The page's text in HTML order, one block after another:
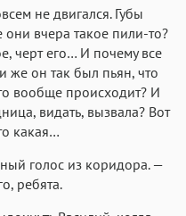
не двигался. Губы
вчера такое пили-то?
черт его… И почему все
же он так был пьян, что
вообще происходит? И
видать, вызвала? Вот
какая…
голос из коридора. —
ребята.